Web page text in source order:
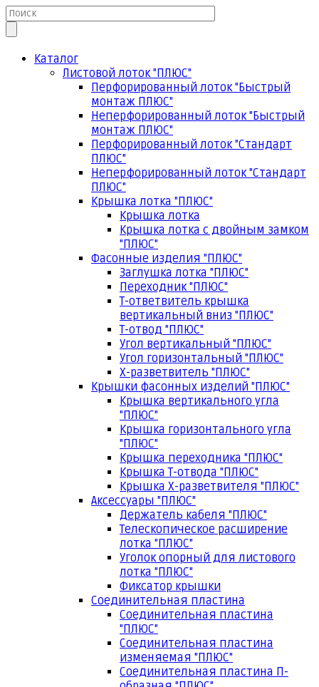
Каталог
Листовой лоток "ПЛЮС"
Перфорированный лоток "Быстрый
монтаж ПЛЮС"
Неперфорированный лоток "Быстрый
монтаж ПЛЮС"
Перфорированный лоток "Стандарт
ПЛЮС"
Неперфорированный лоток "Стандарт
ПЛЮС"
Крышка лотка "ПЛЮС"
Крышка лотка
Крышка лотка с двойным замком
"ПЛЮС"
Фасонные изделия "ПЛЮС"
Заглушка лотка "ПЛЮС"
Переходник "ПЛЮС"
Т-ответвитель крышка
вертикальный вниз "ПЛЮС"
Т-отвод "ПЛЮС"
Угол вертикальный "ПЛЮС"
Угол горизонтальный "ПЛЮС"
Х-разветвитель "ПЛЮС"
Крышки фасонных изделий "ПЛЮС"
Крышка вертикального угла
"ПЛЮС"
Крышка горизонтального угла
"ПЛЮС"
Крышка переходника "ПЛЮС"
Крышка Т-отвода "ПЛЮС"
Крышка Х-разветвителя "ПЛЮС"
Аксессуары "ПЛЮС"
Держатель кабеля "ПЛЮС"
Телескопическое расширение
лотка "ПЛЮС"
Уголок опорный для листового
лотка "ПЛЮС"
Фиксатор крышки
Соединительная пластина
Соединительная пластина
"ПЛЮС"
Соединительная пластина
изменяемая "ПЛЮС"
Соединительная пластина П-